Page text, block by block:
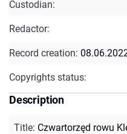
Custodian:
Redactor:
Record creation:
Copyrights status:
Description
Title: Czwartorzęd rowu